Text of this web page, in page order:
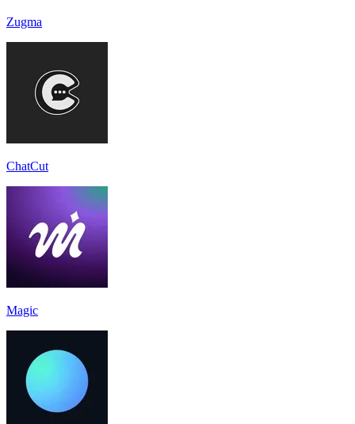
Zugma
ChatCut
Magic